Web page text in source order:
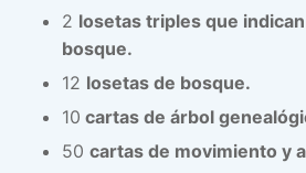
2 losetas triples que
bosque.
12 losetas de bosque.
10 cartas de árbol
50 cartas de movimiento y